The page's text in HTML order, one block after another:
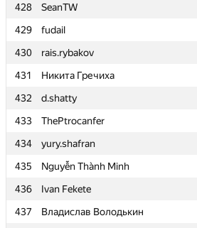
428
SeanTW
429
fudail
430
rais.rybakov
431
Никита Гречиха
432
d.shatty
433
ThePtrocanfer
434
yury.shafran
435
Nguyễn Thành Minh
436
Ivan Fekete
437
Владислав Володькин
428
SeanTW
429
fudail
430
rais.rybakov
431
Никита Гречиха
432
d.shatty
433
ThePtrocanfer
434
yury.shafran
435
Nguyễn Thành Minh
436
Ivan Fekete
437
Владислав Володькин